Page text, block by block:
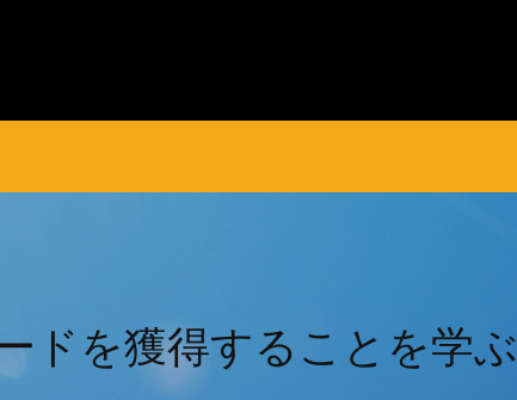
ドを獲得することを学ぶ